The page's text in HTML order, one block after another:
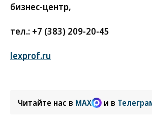
бизнес-центр,
тел.: +7 (383) 209-20-45
lexprof.ru
Читайте нас в MAX и в